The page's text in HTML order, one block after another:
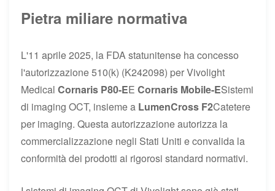
Pietra miliare normativa
L'11 aprile 2025, la FDA statunitense ha concesso
l'autorizzazione 510(k) (K242098) per Vivolight
MedicalCornaris P80-EECornaris Mobile-ESistemi
di imaging OCT, insieme a LumenCross F2Catetere
per imaging. Questa autorizzazione autorizza la
commercializzazione negli Stati Uniti e convalida la
conformità dei prodotti ai rigorosi standard normativi.